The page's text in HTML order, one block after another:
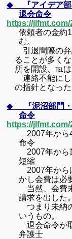
◆
『アイデア
退会命令
https://jlfmt.com/
依頼者の金約
む。
引退間際の弁
ることが多く
所を開設、℡
連絡不能にし
の指針となった
◆
『泥沼部門
命令
https://jlfmt.com/
2007年から
命令
2007年から
短縮
2007年から
かし会費は必
当然、会費
請求を出した。
つまり未納
いうもの。
退会命令が
弁護士